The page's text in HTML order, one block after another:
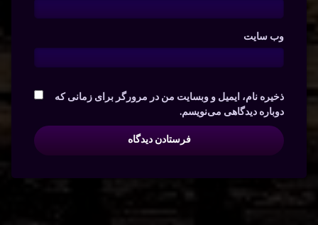
وب‌ سایت
ذخیره نام، ایمیل و وبسایت من در مرورگر برای زمانی که
دوباره دیدگاهی می‌نویسم.